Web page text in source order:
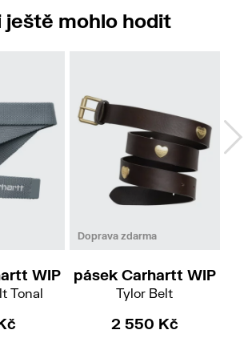
ještě mohlo hodit
WIP
Tonal
Doprava zdarma
ML
pásek Carhartt WIP
Tylor Belt
2 550 Kč